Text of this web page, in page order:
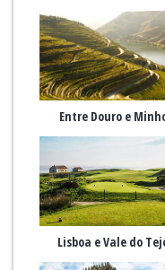
Entre Douro e
Lisboa e Vale do